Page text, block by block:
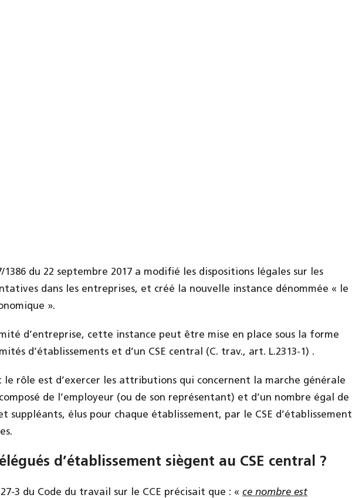
1386 du 22 septembre 2017 a modifié les dispositions légales sur les
dans les entreprises, et créé la nouvelle instance dénommée « le
».
d’entreprise, cette instance peut être mise en place sous la forme
d’établissements et d’un CSE central (C. trav., art. L.2313-1) .
le rôle est d’exercer les attributions qui concernent la marche générale
de l’employeur (ou de son représentant) et d’un nombre égal de
suppléants, élus pour chaque établissement, par le CSE d’établissement
d’établissement siègent au CSE central ?
3 du Code du travail sur le CCE précisait que : « ce nombre est